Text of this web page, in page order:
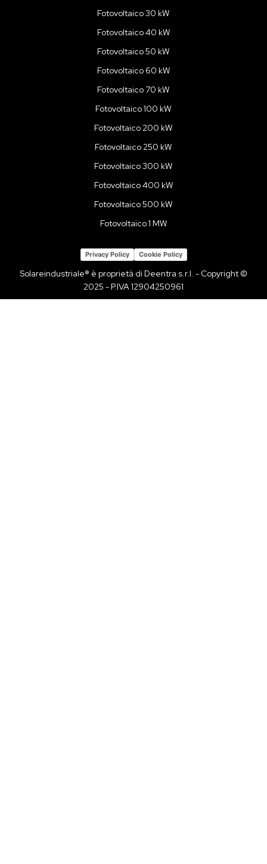
Fotovoltaico 30 kW
Fotovoltaico 40 kW
Fotovoltaico 50 kW
Fotovoltaico 60 kW
Fotovoltaico 70 kW
Fotovoltaico 100 kW
Fotovoltaico 200 kW
Fotovoltaico 250 kW
Fotovoltaico 300 kW
Fotovoltaico 400 kW
Fotovoltaico 500 kW
Fotovoltaico 1 MW
Privacy Policy Cookie Policy
Solareindustriale® è proprietà di Deentra s.r.l. - Copyright ©
2025 - P.IVA 12904250961